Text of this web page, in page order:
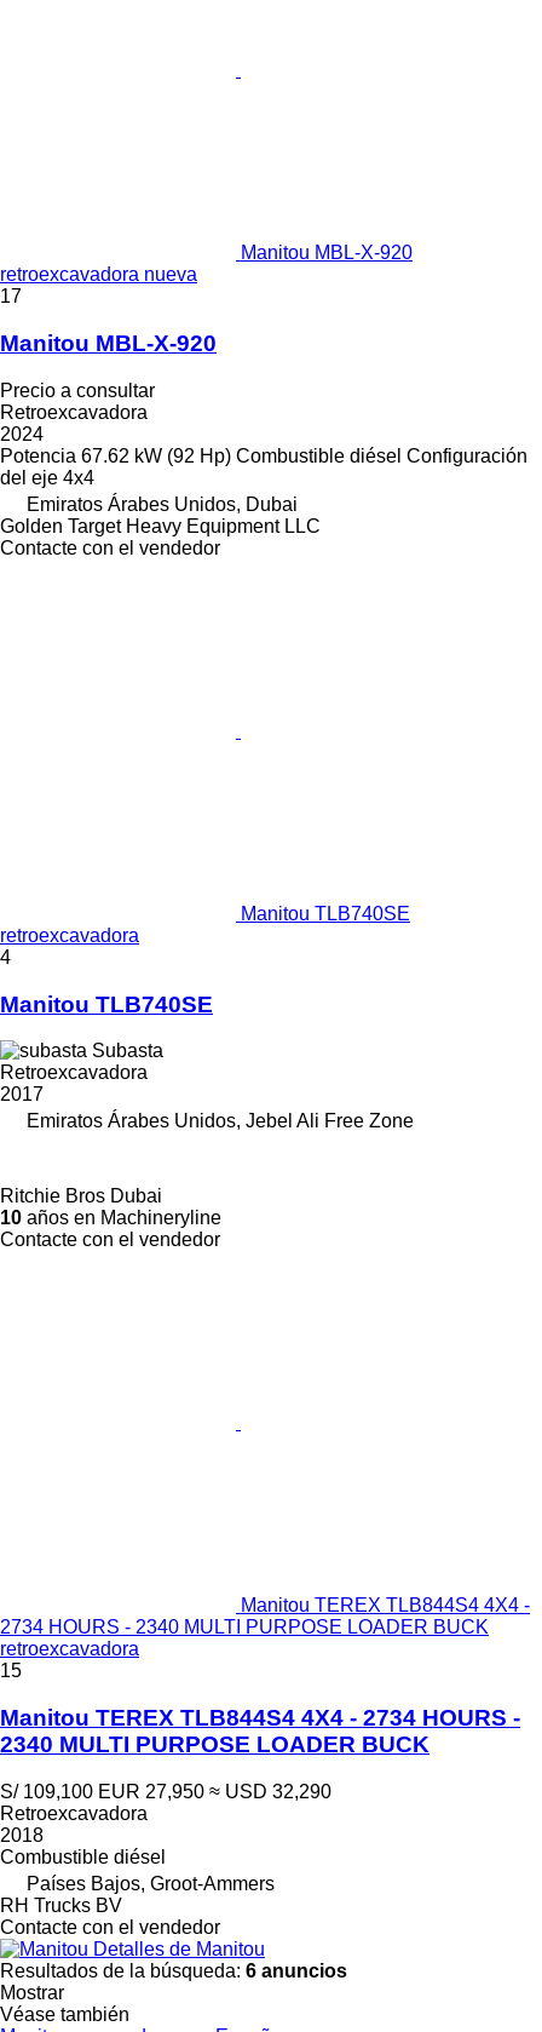
Manitou MBL-X-920
retroexcavadora nueva
17
Manitou MBL-X-920
Precio a consultar
Retroexcavadora
2024
Potencia 67.62 kW (92 Hp) Combustible diésel Configuración
del eje 4x4
Emiratos Árabes Unidos, Dubai
Golden Target Heavy Equipment LLC
Contacte con el vendedor
Manitou TLB740SE
retroexcavadora
4
Manitou TLB740SE
Subasta
Retroexcavadora
2017
Emiratos Árabes Unidos, Jebel Ali Free Zone
Ritchie Bros Dubai
10 años en Machineryline
Contacte con el vendedor
Manitou TEREX TLB844S4 4X4 -
2734 HOURS - 2340 MULTI PURPOSE LOADER BUCK
retroexcavadora
15
Manitou TEREX TLB844S4 4X4 - 2734 HOURS -
2340 MULTI PURPOSE LOADER BUCK
S/ 109,100 EUR 27,950 ≈ USD 32,290
Retroexcavadora
2018
Combustible diésel
Países Bajos, Groot-Ammers
RH Trucks BV
Contacte con el vendedor
Detalles de Manitou
Resultados de la búsqueda: 6 anuncios
Mostrar
Véase también